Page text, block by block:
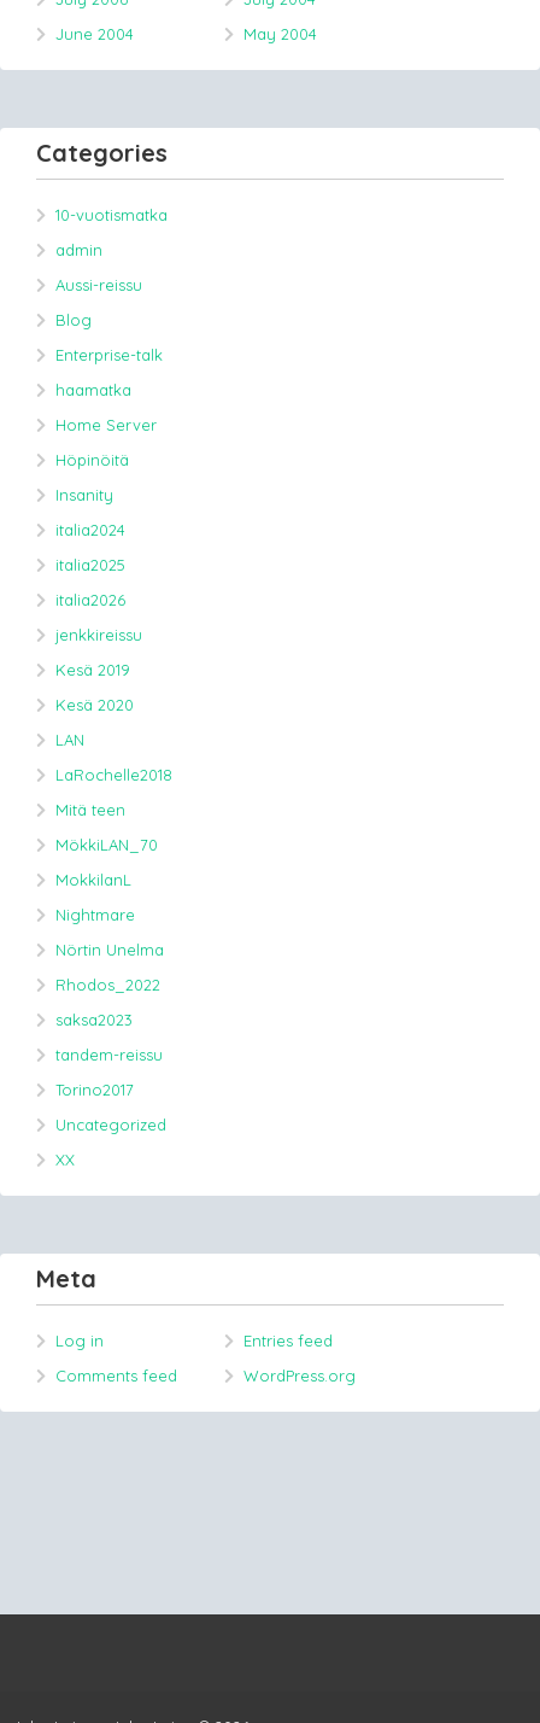
June 2004
May 2004
Categories
10-vuotismatka
admin
Aussi-reissu
Blog
Enterprise-talk
haamatka
Home Server
Höpinöitä
Insanity
italia2024
italia2025
italia2026
jenkkireissu
Kesä 2019
Kesä 2020
LAN
LaRochelle2018
Mitä teen
MökkiLAN_70
MokkilanL
Nightmare
Nörtin Unelma
Rhodos_2022
saksa2023
tandem-reissu
Torino2017
Uncategorized
XX
Meta
Log in
Entries feed
Comments feed
WordPress.org